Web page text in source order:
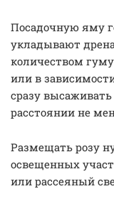
Посадочную яму
укладывают
количеством
или в
сразу
расстоянии не
Размещать розу
освещенных
или рассеяный